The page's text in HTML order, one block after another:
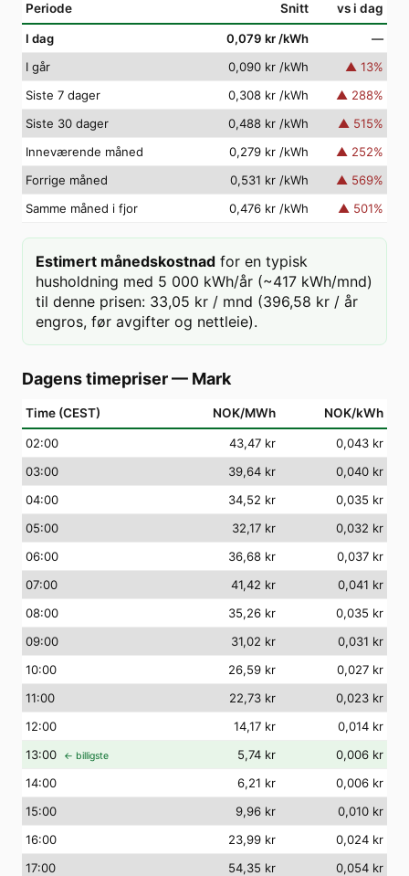
Periode Snitt vs i dag
I dag 0,079 kr /kWh
—
I går
0,090 kr /kWh ▲ 13%
Siste 7 dager
0,308 kr /kWh ▲ 288%
Siste 30 dager
0,488 kr /kWh ▲ 515%
Inneværende måned
0,279 kr /kWh ▲ 252%
Forrige måned
0,531 kr /kWh ▲ 569%
Samme måned i fjor
0,476 kr /kWh ▲ 501%
Estimert månedskostnad for en typisk
husholdning med 5 000 kWh/år (~417 kWh/mnd)
til denne prisen: 33,05 kr / mnd (396,58 kr / år
engros, før avgifter og nettleie).
Dagens timepriser— Mark
Time (CEST) NOK/MWh NOK/kWh
02:00 43,47 kr
0,043 kr
03:00 39,64 kr
0,040 kr
04:00 34,52 kr
0,035 kr
05:00 32,17 kr
0,032 kr
06:00 36,68 kr
0,037 kr
07:00 41,42 kr
0,041 kr
08:00 35,26 kr
0,035 kr
09:00 31,02 kr
0,031 kr
10:00 26,59 kr
0,027 kr
11:00 22,73 kr
0,023 kr
12:00 14,17 kr
0,014 kr
13:00 ← billigste 5,74 kr
0,006 kr
14:00 6,21 kr
0,006 kr
15:00 9,96 kr
0,010 kr
16:00 23,99 kr
0,024 kr
17:00 54,35 kr
0,054 kr